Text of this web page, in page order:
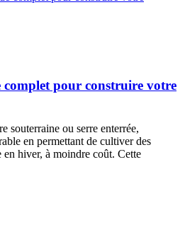
pour construire votre
souterraine ou serre enterrée,
en permettant de cultiver des
en hiver, à moindre coût. Cette